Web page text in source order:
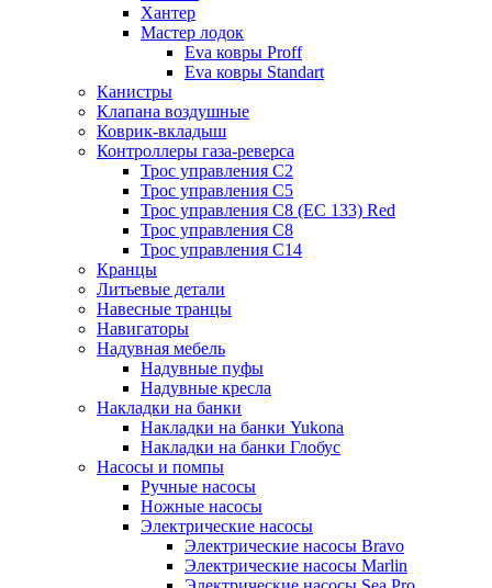
Хантер
Мастер лодок
Eva ковры Proff
Eva ковры Standart
Канистры
Клапана воздушные
Коврик-вкладыш
Контроллеры газа-реверса
Трос управления C2
Трос управления C5
Трос управления C8 (ЕС 133) Red
Трос управления C8
Трос управления C14
Кранцы
Литьевые детали
Навесные транцы
Навигаторы
Надувная мебель
Надувные пуфы
Надувные кресла
Накладки на банки
Накладки на банки Yukona
Накладки на банки Глобус
Насосы и помпы
Ручные насосы
Ножные насосы
Электрические насосы
Электрические насосы Bravo
Электрические насосы Marlin